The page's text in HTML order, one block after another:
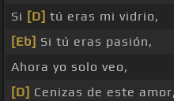
Si [D] tú eras mi vidrio,
[Eb] Si tú eras pasión,
Ahora yo solo veo,
[D] Cenizas de este amor,